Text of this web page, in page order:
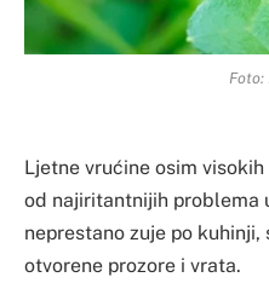
Foto:
Ljetne vrućine osim
od najiritantnijih problema
neprestano zuje po
otvorene prozore i vrata.